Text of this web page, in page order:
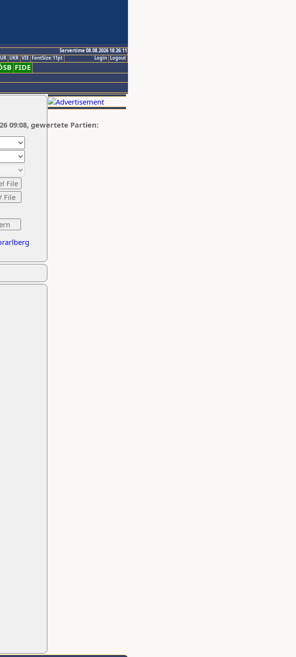
Servertime 08.08.2026 18:26:11
Logout
Login
UKR VIE FontSize:11pt
FIDE
09:08, gewertete Partien: